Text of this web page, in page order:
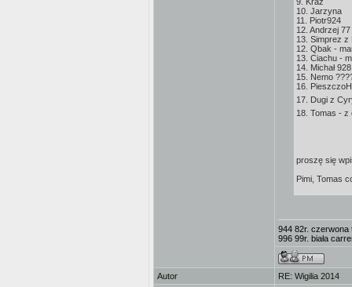
10. Jarzyna
11. Piotr924
12. Andrzej 77
13. Simprez z
12. Qbak -
13. Ciachu -
14. Michał
15. Nemo
16. PieszczoH
17. Dugi z
18. Tomas -
proszę się
Pimi, Tomas
944 82r. czerwona
996 99r. biała
Autor
RE: Wigilia 2014